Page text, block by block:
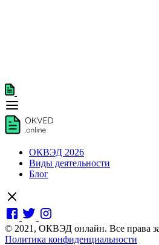
ОКВЭД 2026
Виды деятельности
Блог
© 2021, ОКВЭД онлайн. Все права
Политика конфиденциальности